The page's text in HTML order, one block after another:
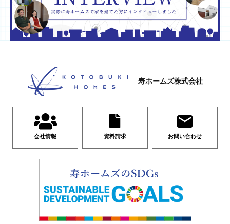
寿ホームズ株式会社
会社情報 資料請求 お問い合わせ